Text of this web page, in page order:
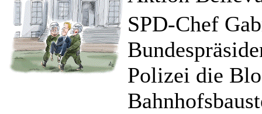
SPD-Chef
Polizei die